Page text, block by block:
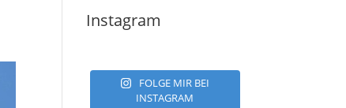
Instagram
FOLGE MIR BEI
INSTAGRAM